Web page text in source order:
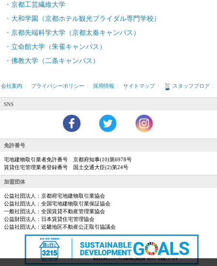
京都工芸繊維大学
大和学園（京都ホテル観光ブライダル専門学校）
京都先端科学大学（京都太秦キャンパス）
立命館大学（朱雀キャンパス）
佛教大学（二条キャンパス）
会社案内 プライバシーポリシー 採用情報 サイトマップ スタッフブログ
SNS
免許番号
宅地建物取引業者免許番号 京都府知事(10)第6978号
賃貸住宅管理業者登録番号 国土交通大臣(2)第24号
加盟団体
公益社団法人：京都府宅地建物取引業協会
公益社団法人：全国宅地建物取引業保証協会
一般社団法人：全国賃貸不動産管理業協会
公益財団法人：日本賃貸住宅管理協会
公益社団法人：近畿地区不動産公正取引協議会